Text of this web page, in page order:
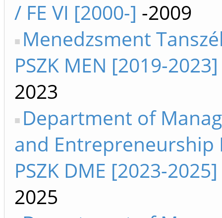
/ FE VI [2000-] -2009
Menedzsment
PSZK MEN [2019-2023]
2023
Department of
and Entrepreneurship
PSZK DME [2023-2025]
2025